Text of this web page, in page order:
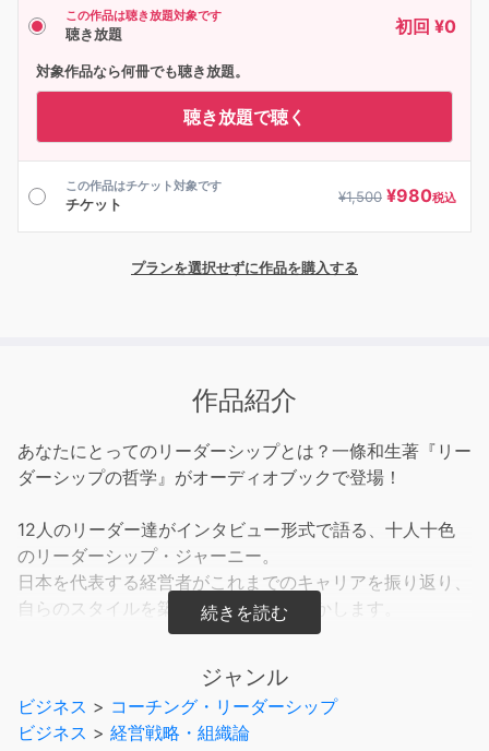
この作品は聴き放題対象です
聴き放題 初回 ¥0
対象作品なら何冊でも聴き放題。
聴き放題で聴く
この作品はチケット対象です
チケット ¥1,500 ¥980税込
プランを選択せずに作品を購入する
作品紹介
あなたにとってのリーダーシップとは？一條和生著『リー
ダーシップの哲学』がオーディオブックで登場！
12人のリーダー達がインタビュー形式で語る、十人十色
のリーダーシップ・ジャーニー。
日本を代表する経営者がこれまでのキャリアを振り返り、
自らのスタイルを築くまでの秘話を明かします。
あなた自身のリーダーシップを形作るうえで大いに参考と
本作品に登場するリーダーは12人。
積極的なM&Aを通じて世界的な住宅設備メーカーとなり
ジャンル
ビジネス > コーチング・リーダーシップ
ビジネス > 経営戦略・組織論